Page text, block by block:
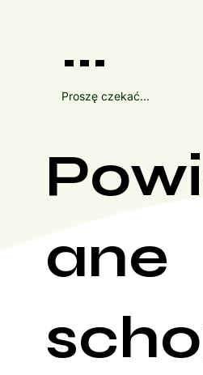
...
Proszę czekać...
ane